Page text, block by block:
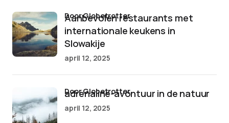
Aanbevolen restaurants met
internationale keukens in
Slowakije
door Globetrotter
april 12, 2025
adrenaline-avontuur in de natuur
door Globetrotter
april 12, 2025